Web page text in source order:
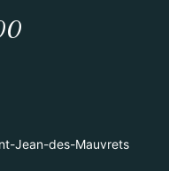
Jean-des-Mauvrets